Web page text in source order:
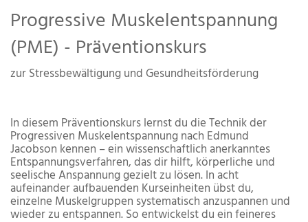
Progressive Muskelentspannung
(PME) - Präventionskurs
zur Stressbewältigung und Gesundheitsförderung
In diesem Präventionskurs lernst du die Technik der
Progressiven Muskelentspannung nach Edmund
Jacobson kennen – ein wissenschaftlich anerkanntes
Entspannungsverfahren, das dir hilft, körperliche und
seelische Anspannung gezielt zu lösen. In acht
aufeinander aufbauenden Kurseinheiten übst du,
einzelne Muskelgruppen systematisch anzuspannen und
wieder zu entspannen. So entwickelst du ein feineres